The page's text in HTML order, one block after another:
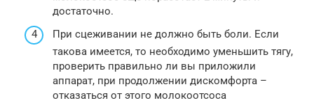
достаточно.
При сцеживании не должно быть боли. Если
такова имеется, то необходимо уменьшить тягу,
проверить правильно ли вы приложили
аппарат, при продолжении дискомфорта –
отказаться от этого молокоотсоса